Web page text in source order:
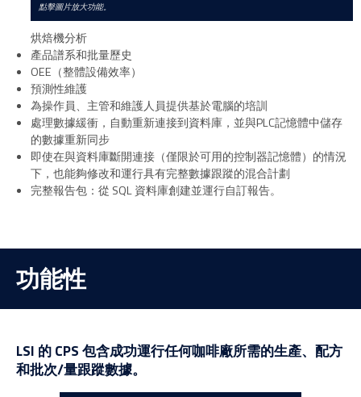
點擊圖片放大功能。
烘焙機分析
產品譜系和批量歷史
OEE（整體設備效率）
預測性維護
為操作員、主管和維護人員提供基於電腦的培訓
處理數據緩衝，自動重新連接到資料庫，並與PLC記憶體中儲存
的數據重新同步
即使在與資料庫斷開連接（僅限於可用的控制器記憶體）的情況
下，也能夠修改和運行具有完整數據跟蹤的混合計劃
完整報告包：從 SQL 資料庫創建並運行自訂報告。
功能性
LSI 的 CPS 包含成功運行任何咖啡廠所需的生產、配方
和批次/量跟蹤數據。